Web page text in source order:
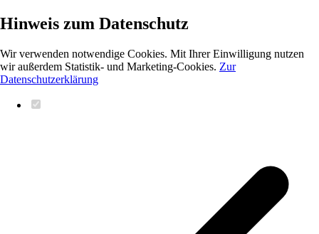
Hinweis zum Datenschutz
Wir verwenden notwendige Cookies. Mit Ihrer Einwilligung nutzen
wir außerdem Statistik- und Marketing-Cookies. Zur
Datenschutzerklärung